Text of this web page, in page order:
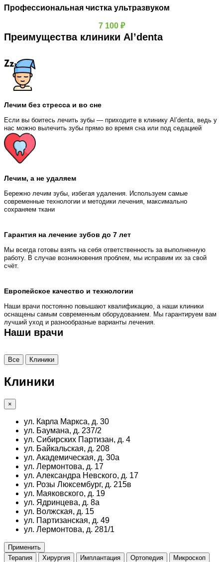
Профессиональная чистка ультразвуком
7 100 ₽
Преимущества клиники Al’denta
Лечим без стресса и во сне
Если вы боитесь лечить зубы — приходите в клинику Al’denta, ведь у
нас можно вылечить зубы прямо во время сна или под седацией
Лечим, а не удаляем
Бережно лечим зубы, избегая удаления. Используем самые
современные технологии и методики лечения, максимально
сохраняем ткани
Гарантия на лечение зубов до 7 лет
Мы всегда готовы взять на себя ответственность за выполненную
работу. В случае возникновения проблем, мы исправим их за свой
счёт.
Европейское качество и технологии
Наши врачи постоянно повышают квалификацию, а наши клиники
оснащены самым современным оборудованием. Мы гарантируем вам
лучший уход и разнообразные варианты лечения.
Наши врачи
Все Клиники
Клиники
×
ул. Карла Маркса, д. 30
ул. Баумана, д. 237/2
ул. Сибирских Партизан, д. 4
ул. Байкальская, д. 208
ул. Академическая, д. 30а
ул. Лермонтова, д. 17
ул. Александра Невского, д. 17
ул. Розы Люксембург, д. 215в
ул. Маяковского, д. 19
ул. Ядринцева, д. 8а
ул. Волжская, д. 15
ул. Партизанская, д. 49
ул. Лермонтова, д. 281/1
Применить
Терапия
Хирургия Имплантация Ортопедия
Микроскоп